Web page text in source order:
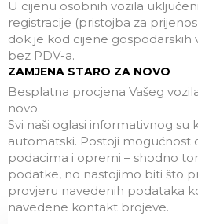
U cijenu osobnih vozila
registracije (pristojba za
dok je kod cijene gospodarskih
bez PDV-a.
ZAMJENA STARO ZA NOVO
Besplatna procjena Vašeg
novo.
Svi naši oglasi informativnog su
automatski. Postoji mogućnost
podacima i opremi – shodno
podatke, no nastojimo biti što
provjeru navedenih podataka
navedene kontakt brojeve.